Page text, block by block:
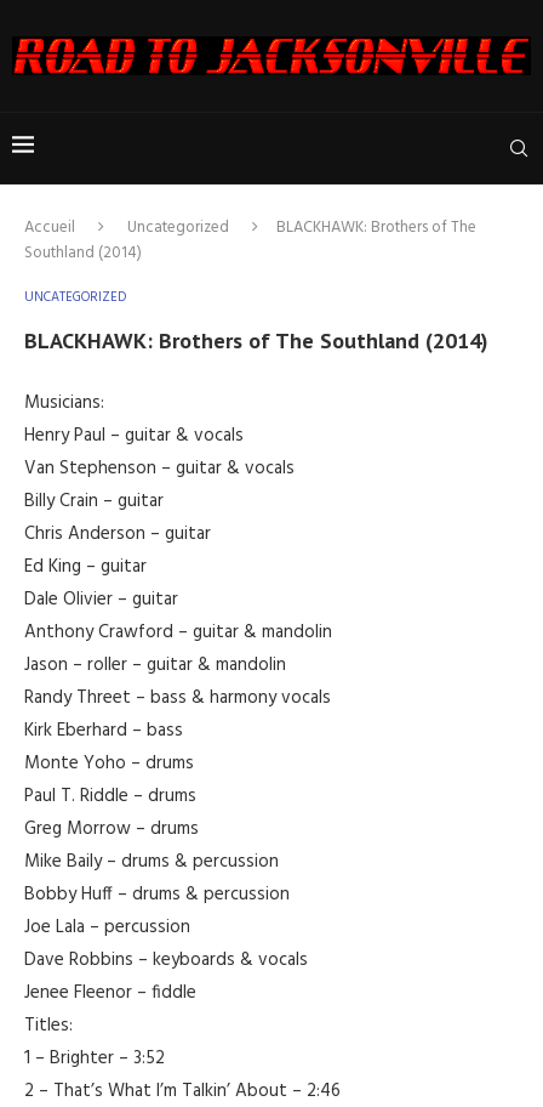
Accueil Uncategorized
BLACKHAWK: Brothers of The
Southland (2014)
UNCATEGORIZED
BLACKHAWK: Brothers of The Southland (2014)
Musicians:
Henry Paul – guitar & vocals
Van Stephenson – guitar & vocals
Billy Crain – guitar
Chris Anderson – guitar
Ed King – guitar
Dale Olivier – guitar
Anthony Crawford – guitar & mandolin
Jason – roller – guitar & mandolin
Randy Threet – bass & harmony vocals
Kirk Eberhard – bass
Monte Yoho – drums
Paul T. Riddle – drums
Greg Morrow – drums
Mike Baily – drums & percussion
Bobby Huff – drums & percussion
Joe Lala – percussion
Dave Robbins – keyboards & vocals
Jenee Fleenor – fiddle
Titles:
1 – Brighter – 3:52
2 – That’s What I’m Talkin’ About – 2:46